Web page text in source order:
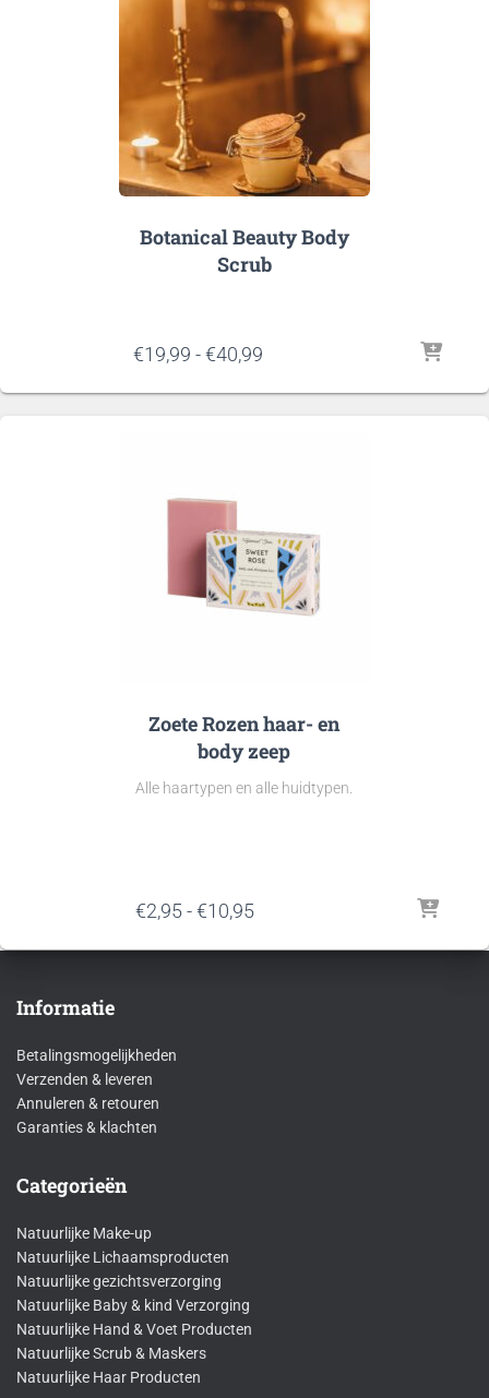
Botanical Beauty Body
Scrub
€19,99 -€40,99
tot
Zoete Rozen haar- en
body zeep
Alle haartypen en alle huidtypen.
€2,95-€10,95Prijsklasse:
tot
Informatie
Betalingsmogelijkheden
Verzenden & leveren
Annuleren & retouren
Garanties & klachten
Categorieën
Natuurlijke Make-up
Natuurlijke Lichaamsproducten
Natuurlijke gezichtsverzorging
Natuurlijke Baby & kind Verzorging
Natuurlijke Hand & Voet Producten
Natuurlijke Scrub & Maskers
Natuurlijke Haar Producten